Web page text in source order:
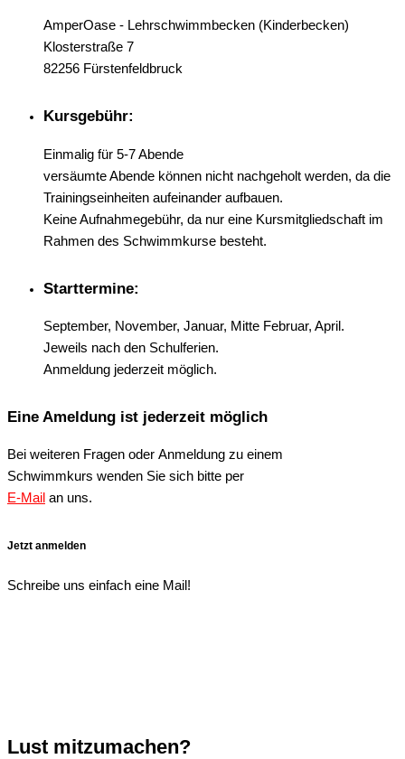
AmperOase - Lehrschwimmbecken (Kinderbecken)
Klosterstraße 7
82256 Fürstenfeldbruck
Kursgebühr:
Einmalig für 5-7 Abende
versäumte Abende können nicht nachgeholt werden, da die
Trainingseinheiten aufeinander aufbauen.
Keine Aufnahmegebühr, da nur eine Kursmitgliedschaft im
Rahmen des Schwimmkurse besteht.
Starttermine:
September, November, Januar, Mitte Februar, April.
Jeweils nach den Schulferien.
Anmeldung jederzeit möglich.
Eine Ameldung ist jederzeit möglich
Bei weiteren Fragen oder Anmeldung zu einem
Schwimmkurs wenden Sie sich bitte per
E-Mail an uns.
Jetzt anmelden
Schreibe uns einfach eine Mail!
Lust mitzumachen?